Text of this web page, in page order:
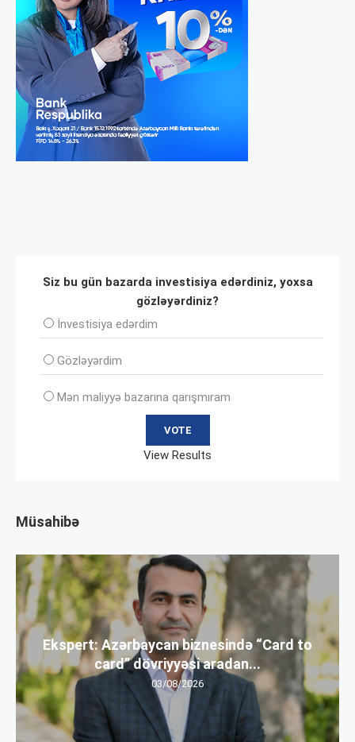
Siz bu gün bazarda investisiya edərdiniz, yoxsa
gözləyərdiniz?
İnvеstisiya edərdim
Gözləyərdim
Mən maliyyə bazarına qarışmıram
View Results
Müsahibə
Ekspert: Azərbaycan biznesində “Card to
card” dövriyyəsi aradan...
03/08/2026